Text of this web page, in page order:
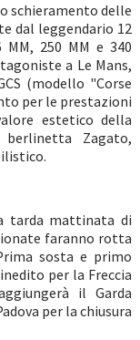
schieramento delle
dal leggendario 12
250 MM e 340
a Le Mans,
(modello "Corse
per le prestazioni
estetico della
Zagato,
tarda mattinata di
faranno rotta
sosta e primo
per la Freccia
il Garda
per la chiusura